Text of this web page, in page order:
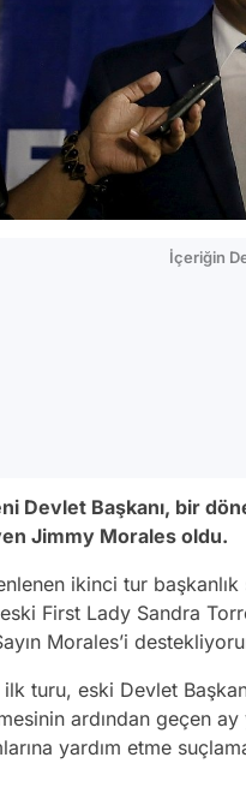
İçeriğin
Devlet Başkanı, bir
Jimmy Morales oldu.
ikinci tur
First Lady Sandra
Morales’i
turu, eski Devlet
ardından geçen ay
yardım etme